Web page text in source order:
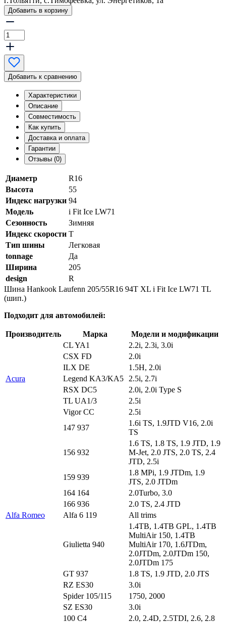
Добавить в корзину
Добавить к сравнению
Характеристики
Описание
Совместимость
Как купить
Доставка и оплата
Гарантии
Отзывы (0)
Диаметр
R16
Высота
55
Индекс нагрузки 94
Модель
i Fit Ice LW71
Сезонность
Зимняя
Индекс скорости T
Тип шины
Легковая
tonnage
Да
Ширина
205
design
R
Шина Hankook Laufenn 205/55R16 94T XL i Fit Ice LW71 TL
(шип.)
Подходит для автомобилей:
Производитель Марка Модели и модификации
Acura
CL YA1
2.2i, 2.3i, 3.0i
CSX FD
2.0i
ILX DE
1.5H, 2.0i
Legend KA3/KA5
2.5i, 2.7i
RSX DC5
2.0i, 2.0i Type S
TL UA1/3
2.5i
Vigor CC
2.5i
Alfa Romeo
147 937
1.6i TS, 1.9JTD V16, 2.0i
TS
156 932
1.6 TS, 1.8 TS, 1.9 JTD, 1.9
M-Jet, 2.0 JTS, 2.0 TS, 2.4
JTD, 2.5i
159 939
1.8 MPi, 1.9 JTDm, 1.9
JTS, 2.0 JTDm
164 164
2.0Turbo, 3.0
166 936
2.0 TS, 2.4 JTD
Alfa 6 119
All trims
Giulietta 940
1.4TB, 1.4TB GPL, 1.4TB
MultiAir 150, 1.4TB
MultiAir 170, 1.6JTDm,
2.0JTDm, 2.0JTDm 150,
2.0JTDm 175
GT 937
1.8 TS, 1.9 JTD, 2.0 JTS
RZ ES30
3.0i
Spider 105/115
1750, 2000
SZ ES30
3.0i
100 C4 2.0, 2.4D, 2.5TDI, 2.6, 2.8